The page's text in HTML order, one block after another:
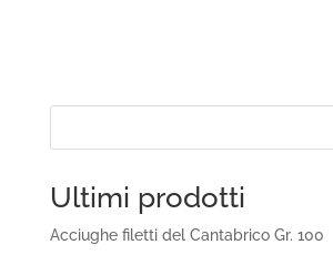
Ultimi prodotti
Acciughe filetti del Cantabrico Gr. 100